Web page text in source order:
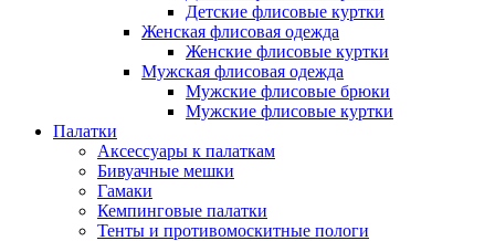
Детские флисовые куртки
Женская флисовая одежда
Женские флисовые куртки
Мужская флисовая одежда
Мужские флисовые брюки
Мужские флисовые куртки
Палатки
Аксессуары к палаткам
Бивуачные мешки
Гамаки
Кемпинговые палатки
Тенты и противомоскитные пологи